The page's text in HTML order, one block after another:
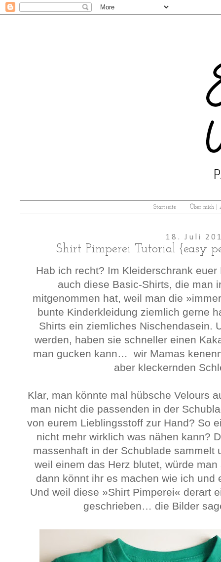
Startseite Über mich |
18. Juli
Shirt Pimperei Tutorial {easy
Hab ich recht? Im Kleiderschrank
auch diese Basic-Shirts, die man
mitgenommen hat, weil man die
bunte Kinderkleidung ziemlich gerne
Shirts ein ziemliches Nischendasein.
werden, haben sie schneller einen
man gucken kann… wir Mamas
aber kleckernden
Klar, man könnte mal hübsche Velours
man nicht die passenden in der
von eurem Lieblingsstoff zur Hand? So
nicht mehr wirklich was nähen kann?
massenhaft in der Schublade sammelt
weil einem das Herz blutet, würde
dann könnt ihr es machen wie ich und
Und weil diese »Shirt Pimperei« derart
geschrieben… die Bilder